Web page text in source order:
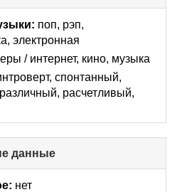
to
collapse
contents
поп, рэп,
электронная
/ интернет, кино, музыка
спонтанный,
расчетливый,
данные
to
нет